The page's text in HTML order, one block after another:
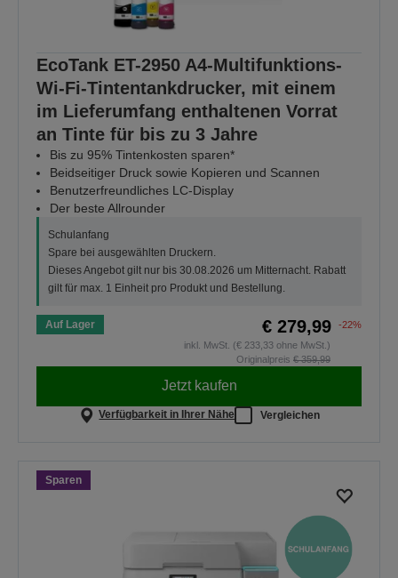
EcoTank ET-2950 A4-Multifunktions-
Wi-Fi-Tintentankdrucker, mit einem
im Lieferumfang enthaltenen Vorrat
an Tinte für bis zu 3 Jahre
Bis zu 95% Tintenkosten sparen*
Beidseitiger Druck sowie Kopieren und Scannen
Benutzerfreundliches LC-Display
Der beste Allrounder
Schulanfang
Spare bei ausgewählten Druckern.
Dieses Angebot gilt nur bis 30.08.2026 um Mitternacht. Rabatt
gilt für max. 1 Einheit pro Produkt und Bestellung.
Auf Lager € 279,99
-22%
inkl. MwSt. (€ 233,33 ohne MwSt.)
Originalpreis € 359,99
Jetzt kaufen
Verfügbarkeit in Ihrer Nähe Vergleichen
Sparen